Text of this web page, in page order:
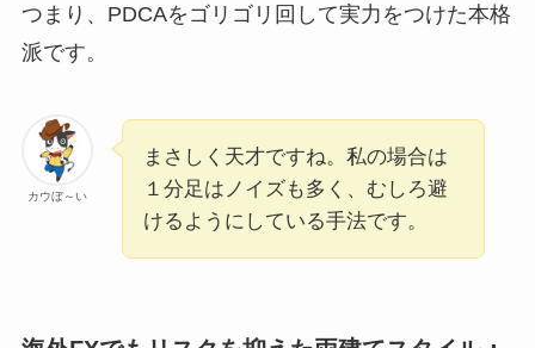
つまり、PDCAをゴリゴリ回して実力をつけた本格
派です。
カウぼ～い
まさしく天才ですね。私の場合は
１分足はノイズも多く、むしろ避
けるようにしている手法です。